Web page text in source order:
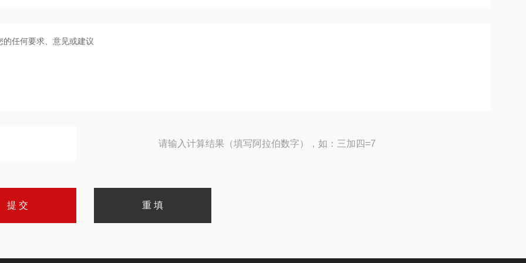
请输入计算结果（填写阿拉伯数字），如：三加四=7